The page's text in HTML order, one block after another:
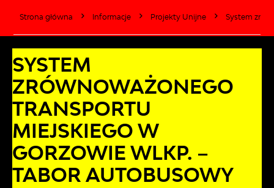
Strona główna Informacje Projekty Unijne System
SYSTEM
ZRÓWNOWAŻONEGO
TRANSPORTU
MIEJSKIEGO W
GORZOWIE WLKP. –
TABOR AUTOBUSOWY